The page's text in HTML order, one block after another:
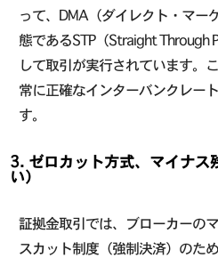
って、DMA（ダイレクト・マー
態であるSTP（Straight Through
して取引が実行されています。
常に正確なインターバンクレー
す。
3. ゼロカット方式、マイナス
い）
証拠金取引では、ブローカーの
スカット制度（強制決済）のた